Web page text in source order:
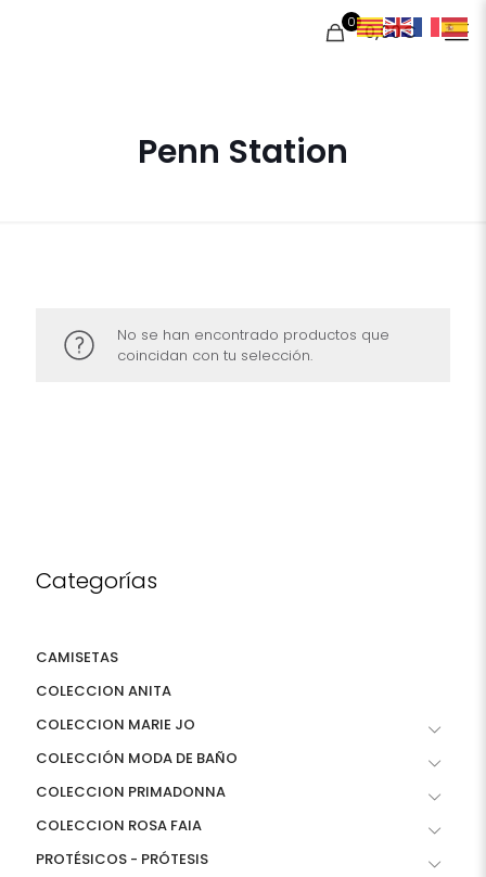
0 0,00€
Penn Station
No se han encontrado productos que
coincidan con tu selección.
Categorías
CAMISETAS
COLECCION ANITA
COLECCION MARIE JO
COLECCIÓN MODA DE BAÑO
COLECCION PRIMADONNA
COLECCION ROSA FAIA
PROTÉSICOS - PRÓTESIS